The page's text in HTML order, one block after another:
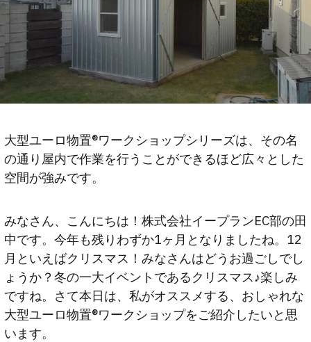
大型ユーロ物置®ワークショップシリーズは、その名
の通り屋内で作業を行うことができるほど広々とした
空間が強みです。
みなさん、こんにちは！株式会社イープランEC部の田
中です。今年も残りわずか1ヶ月となりましたね。12
月といえばクリスマス！みなさんはどうお過ごしでし
ょうか？冬の一大イベントであるクリスマス♪楽しみ
ですね。さて本日は、私がオススメする、おしゃれな
大型ユーロ物置®️ワークショップをご紹介したいと思
います。